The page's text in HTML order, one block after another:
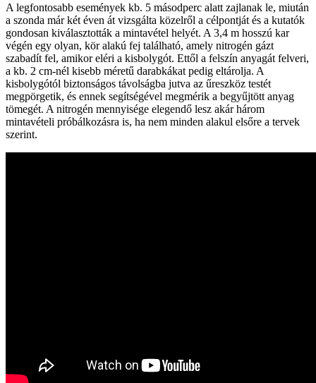
A legfontosabb események kb. 5 másodperc alatt zajlanak le, miután
a szonda már két éven át vizsgálta közelről a célpontját és a kutatók
gondosan kiválasztották a mintavétel helyét. A 3,4 m hosszú kar
végén egy olyan, kör alakú fej található, amely nitrogén gázt
szabadít fel, amikor eléri a kisbolygót. Ettől a felszín anyagát felveri,
a kb. 2 cm-nél kisebb méretű darabkákat pedig eltárolja. A
kisbolygótól biztonságos távolságba jutva az űreszköz testét
megpörgetik, és ennek segítségével megmérik a begyűjtött anyag
tömegét. A nitrogén mennyisége elegendő lesz akár három
mintavételi próbálkozásra is, ha nem minden alakul elsőre a tervek
szerint.